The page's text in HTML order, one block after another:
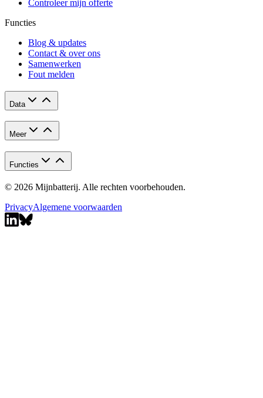
Controleer mijn offerte
Functies
Blog & updates
Contact & over ons
Samenwerken
Fout melden
Data
Meer
Functies
© 2026 Mijnbatterij. Alle rechten voorbehouden.
PrivacyAlgemene voorwaarden